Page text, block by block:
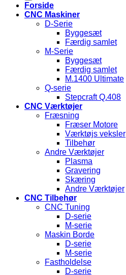
Forside
CNC Maskiner
D-Serie
Byggesæt
Færdig samlet
M-Serie
Byggesæt
Færdig samlet
M.1400 Ultimate
Q-serie
Stepcraft Q.408
CNC Værktøjer
Fræsning
Fræser Motore
Værktøjs veksler
Tilbehør
Andre Værktøjer
Plasma
Gravering
Skæring
Andre Værktøjer
CNC Tilbehør
CNC Tuning
D-serie
M-serie
Maskin Borde
D-serie
M-serie
Fastholdelse
D-serie